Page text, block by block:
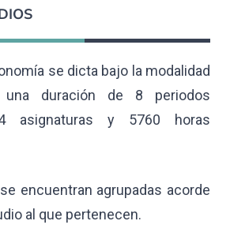
se dicta bajo la modalidad
duración de 8 periodos
asignaturas y 5760 horas
encuentran agrupadas acorde
al que pertenecen.